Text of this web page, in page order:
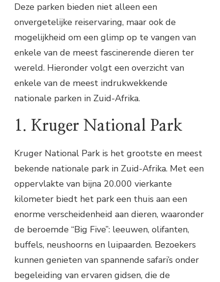
Deze parken bieden niet alleen een
onvergetelijke reiservaring, maar ook de
mogelijkheid om een glimp op te vangen van
enkele van de meest fascinerende dieren ter
wereld. Hieronder volgt een overzicht van
enkele van de meest indrukwekkende
nationale parken in Zuid-Afrika.
1. Kruger National Park
Kruger National Park is het grootste en meest
bekende nationale park in Zuid-Afrika. Met een
oppervlakte van bijna 20.000 vierkante
kilometer biedt het park een thuis aan een
enorme verscheidenheid aan dieren, waaronder
de beroemde “Big Five”: leeuwen, olifanten,
buffels, neushoorns en luipaarden. Bezoekers
kunnen genieten van spannende safari’s onder
begeleiding van ervaren gidsen, die de